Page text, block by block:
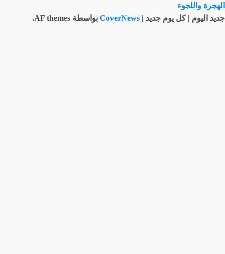
الهجرة واللجوء
جديد اليوم | كل يوم جديد |
CoverNews بواسطة AF themes.